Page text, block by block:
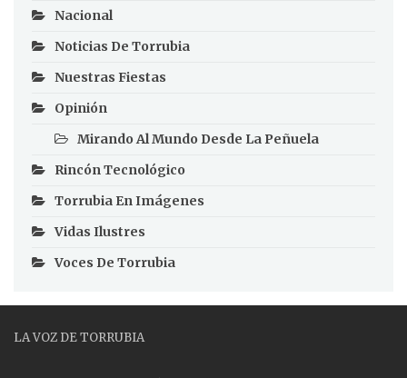
Nacional
Noticias De Torrubia
Nuestras Fiestas
Opinión
Mirando Al Mundo Desde La Peñuela
Rincón Tecnológico
Torrubia En Imágenes
Vidas Ilustres
Voces De Torrubia
LA VOZ DE TORRUBIA